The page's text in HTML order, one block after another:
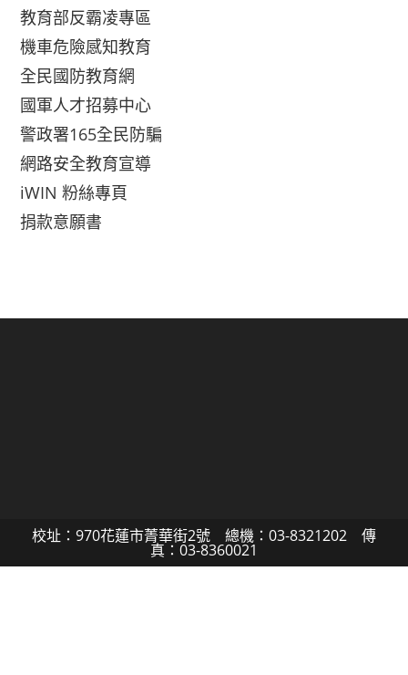
教育部反霸凌專區
機車危險感知教育
全民國防教育網
國軍人才招募中心
警政署165全民防騙
網路安全教育宣導
iWIN 粉絲專頁
捐款意願書
校址：970花蓮市菁華街2號 總機：03-8321202 傳
真：03-8360021